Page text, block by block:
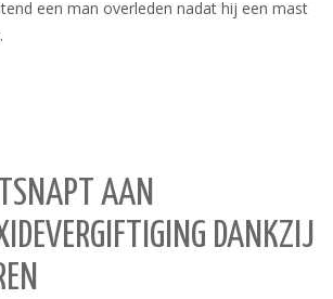
een man overleden nadat hij een mast
AAN
DANKZIJ